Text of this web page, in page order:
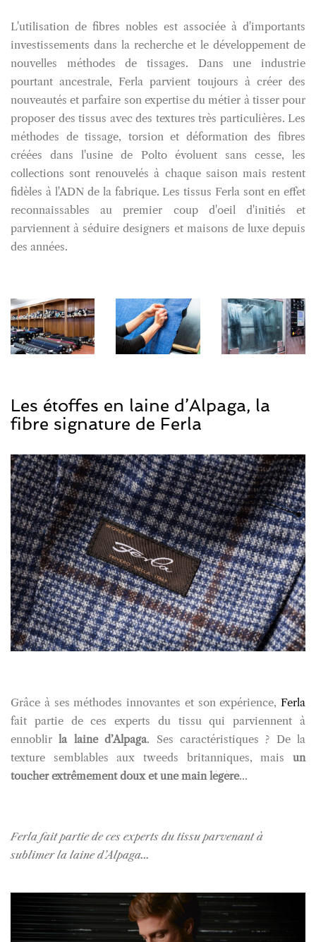
L'utilisation de fibres nobles est associée à d'importants
investissements dans la recherche et le développement de
nouvelles méthodes de tissages. Dans une industrie
pourtant ancestrale, Ferla parvient toujours à créer des
nouveautés et parfaire son expertise du métier à tisser pour
proposer des tissus avec des textures très particulières. Les
méthodes de tissage, torsion et déformation des fibres
créées dans l'usine de Polto évoluent sans cesse, les
collections sont renouvelés à chaque saison mais restent
fidèles à l'ADN de la fabrique. Les tissus Ferla sont en effet
reconnaissables au premier coup d'oeil d'initiés et
parviennent à séduire designers et maisons de luxe depuis
des années.
Les étoffes en laine d’Alpaga, la
fibre signature de Ferla
Grâce à ses méthodes innovantes et son expérience, Ferla
fait partie de ces experts du tissu qui parviennent à
ennoblirla laine d’Alpaga. Ses caractéristiques ? De la
texture semblables aux tweeds britanniques, mais un
toucher extrêmement doux et une main légère...
Ferla fait partie de ces experts du tissu parvenant à
sublimer la laine d’Alpaga...